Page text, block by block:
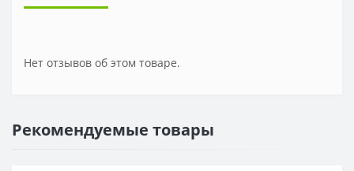
Нет отзывов об этом товаре.
Рекомендуемые товары